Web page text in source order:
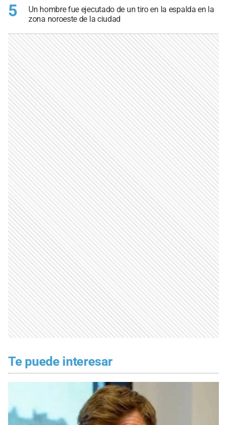
5
Un hombre fue ejecutado de un tiro en la espalda en la
zona noroeste de la ciudad
Te puede interesar